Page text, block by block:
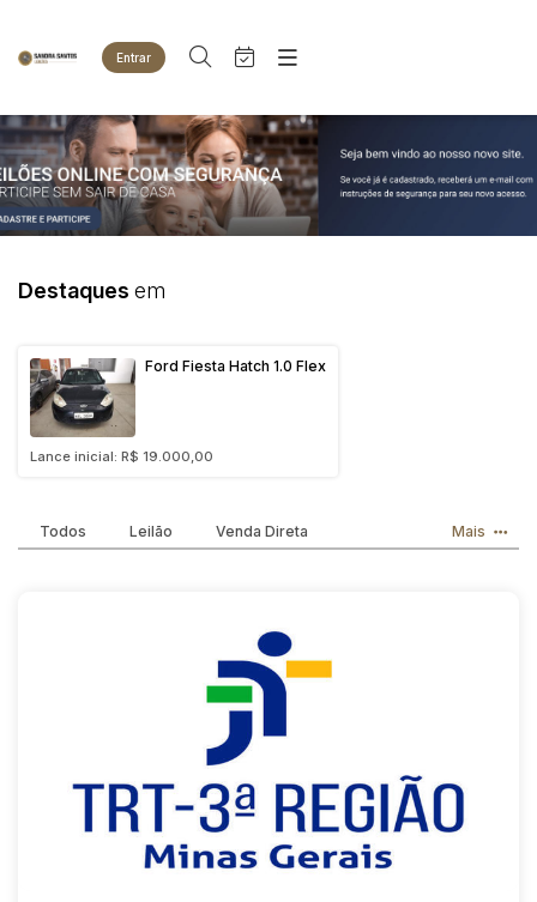
Entrar
Criar conta Entrar
Site
Agenda
Quem Somos
Contato
Busca por categoria
Imóveis
Terreno
Veículos
Carros
Reboque
Busca por palavra-chave
Categoria Subcategoria
Bairro
Judiciais Extrajudiciais
R$ até R$
Home
Quem Somos
Eventos
Destaques em
Ford Fiesta Hatch 1.0 Flex
Lance inicial: R$ 19.000,00
Todos Leilão Venda Direta Mais